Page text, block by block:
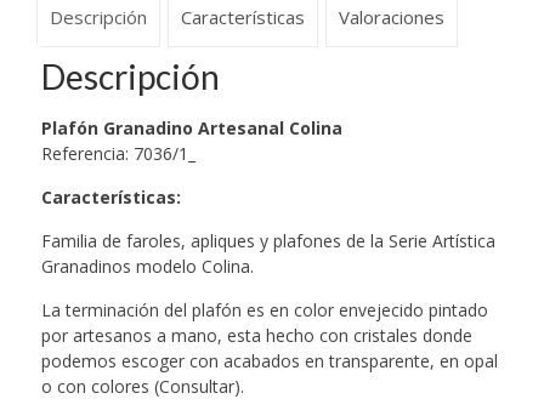
Descripción Características Valoraciones
Descripción
Plafón Granadino Artesanal Colina
Referencia: 7036/1_
Características:
Familia de faroles, apliques y plafones de la Serie Artística
Granadinos modelo Colina.
La terminación del plafón es en color envejecido pintado
por artesanos a mano, esta hecho con cristales donde
podemos escoger con acabados en transparente, en opal
o con colores (Consultar).